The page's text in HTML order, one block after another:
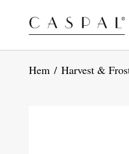
Hem / Harvest &